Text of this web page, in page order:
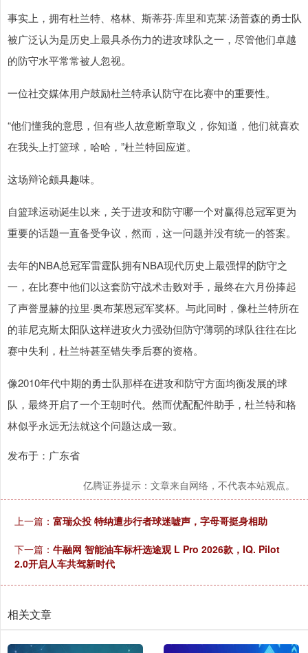
事实上，拥有杜兰特、格林、斯蒂芬·库里和克莱·汤普森的勇士队
被广泛认为是历史上最具杀伤力的进攻球队之一，尽管他们卓越
的防守水平常常被人忽视。
一位社交媒体用户鼓励杜兰特承认防守在比赛中的重要性。
“他们懂我的意思，但有些人故意断章取义，你知道，他们就喜欢
在我头上打篮球，哈哈，”杜兰特回应道。
这场辩论颇具趣味。
自篮球运动诞生以来，关于进攻和防守哪一个对赢得总冠军更为
重要的话题一直备受争议，然而，这一问题并没有统一的答案。
去年的NBA总冠军雷霆队拥有NBA现代历史上最强悍的防守之
一，在比赛中他们以这套防守战术击败对手，最终在六月份捧起
了声誉显赫的拉里·奥布莱恩冠军奖杯。与此同时，像杜兰特所在
的菲尼克斯太阳队这样进攻火力强劲但防守薄弱的球队往往在比
赛中失利，杜兰特甚至错失季后赛的资格。
像2010年代中期的勇士队那样在进攻和防守方面均衡发展的球
队，最终开启了一个王朝时代。然而优配配件助手，杜兰特和格
林似乎永远无法就这个问题达成一致。
发布于：广东省
亿腾证券提示：文章来自网络，不代表本站观点。
上一篇： 富瑞众投 特纳遭步行者球迷嘘声，字母哥挺身相助
下一篇： 牛融网 智能油车标杆选途观 L Pro 2026款，IQ. Pilot
2.0开启人车共驾新时代
相关文章